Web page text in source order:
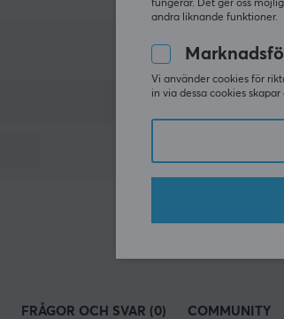
FRÅGOR OCH SVAR (0) COMMUNITY
fungerar. Det ger oss
andra liknande funktioner.
Vi använder cookies för
in via dessa cookies